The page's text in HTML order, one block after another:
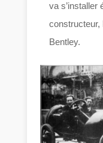
va s’installer
constructeur,
Bentley.